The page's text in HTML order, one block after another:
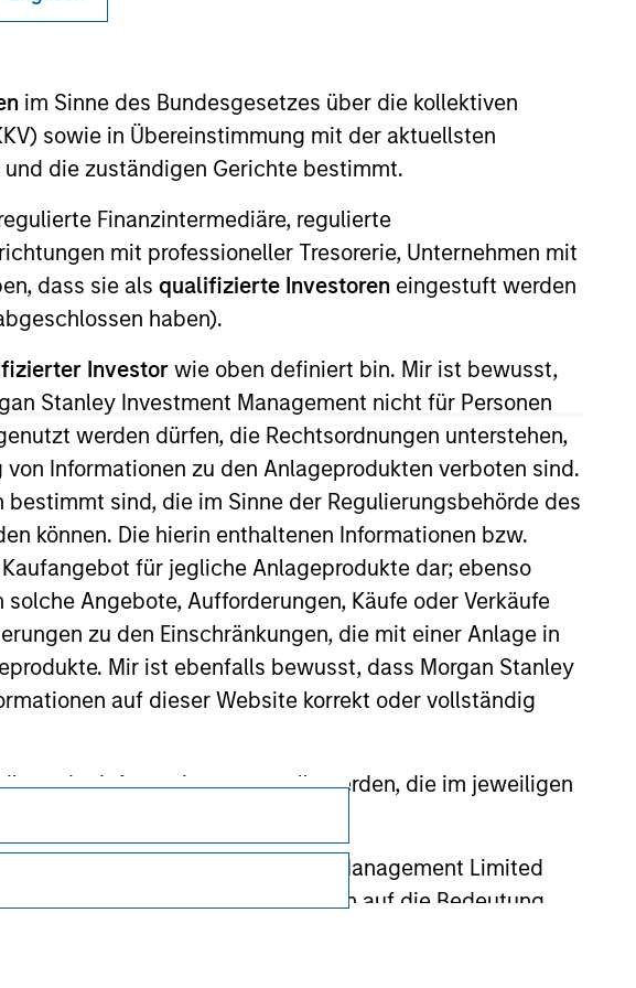
im Sinne des Bundesgesetzes über die kollektiven
sowie in Übereinstimmung mit der aktuellsten
die zuständigen Gerichte bestimmt.
Finanzintermediäre, regulierte
mit professioneller Tresorerie, Unternehmen mit
dass sie als qualifizierte Investoren eingestuft werden
haben).
Investor wie oben definiert bin. Mir ist bewusst,
Stanley Investment Management nicht für Personen
werden dürfen, die Rechtsordnungen unterstehen,
Informationen zu den Anlageprodukten verboten sind.
sind, die im Sinne der Regulierungsbehörde des
können. Die hierin enthaltenen Informationen bzw.
für jegliche Anlageprodukte dar; ebenso
Angebote, Aufforderungen, Käufe oder Verkäufe
zu den Einschränkungen, die mit einer Anlage in
Mir ist ebenfalls bewusst, dass Morgan Stanley
auf dieser Website korrekt oder vollständig
der Informationen gestellt werden, die im jeweiligen
von Morgan Stanley Investment Management Limited
nichts ausgelassen, das sich auf die Bedeutung
Capital
There is no guarantee that the investment mentioned
current holdings). The trademarks and service marks
been authorized, sponsored, or otherwise approved by
approval, investigation, verification or
be responsible for the information contained on the site
Your Privacy Choices
Nutzungsbedingungen